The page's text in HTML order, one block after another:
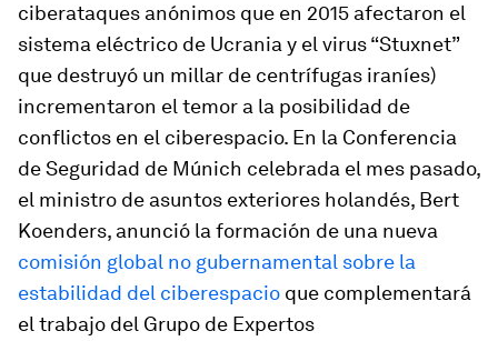
ciberataques anónimos que en 2015 afectaron el
sistema eléctrico de Ucrania y el virus “Stuxnet”
que destruyó un millar de centrífugas iraníes)
incrementaron el temor a la posibilidad de
conflictos en el ciberespacio. En la Conferencia
de Seguridad de Múnich celebrada el mes pasado,
el ministro de asuntos exteriores holandés, Bert
Koenders, anunció la formación de una nueva
comisión global no gubernamental sobre la
estabilidad del ciberespacio que complementará
el trabajo del Grupo de Expertos